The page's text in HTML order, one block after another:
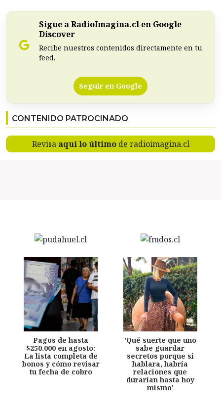
Sigue a RadioImagina.cl en Google
Discover
Recibe nuestros contenidos directamente en tu
feed.
Seguir en Google
CONTENIDO PATROCINADO
Revisa aquí lo últimode radioimagina.cl
Pagos de hasta
$250.000 en agosto:
La lista completa de
bonos y cómo revisar
tu fecha de cobro
'Qué suerte que uno
sabe guardar
secretos porque si
hablara, habría
relaciones que
durarían hasta hoy
mismo'